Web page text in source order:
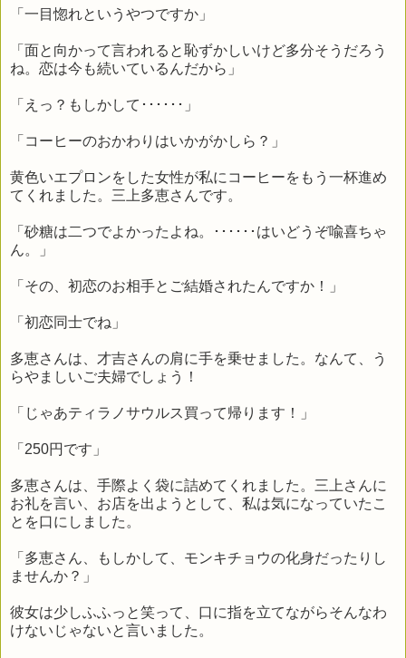
「一目惚れというやつですか」
「面と向かって言われると恥ずかしいけど多分そうだろう
ね。恋は今も続いているんだから」
「えっ？もしかして･･････」
「コーヒーのおかわりはいかがかしら？」
黄色いエプロンをした女性が私にコーヒーをもう一杯進め
てくれました。三上多恵さんです。
「砂糖は二つでよかったよね。･･････はいどうぞ喩喜ちゃ
ん。」
「その、初恋のお相手とご結婚されたんですか！」
「初恋同士でね」
多恵さんは、才吉さんの肩に手を乗せました。なんて、う
らやましいご夫婦でしょう！
「じゃあティラノサウルス買って帰ります！」
「250円です」
多恵さんは、手際よく袋に詰めてくれました。三上さんに
お礼を言い、お店を出ようとして、私は気になっていたこ
とを口にしました。
「多恵さん、もしかして、モンキチョウの化身だったりし
ませんか？」
彼女は少しふふっと笑って、口に指を立てながらそんなわ
けないじゃないと言いました。